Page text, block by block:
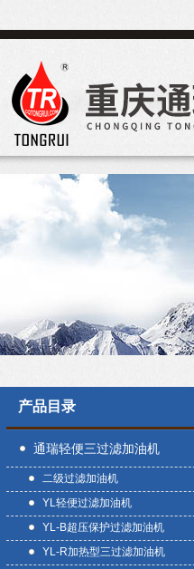
产品目录
通瑞轻便三过滤加油机
二级过滤加油机
YL轻便过滤加油机
YL-B超压保护过滤加油机
YL-R加热型三过滤加油机